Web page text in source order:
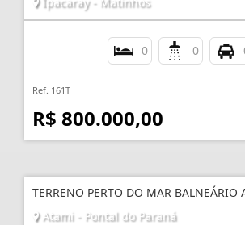
0 0
Ref. 161T
R$ 800.000,00
TERRENO PERTO DO MAR BALNEÁRIO
Atami - Pontal do Paraná